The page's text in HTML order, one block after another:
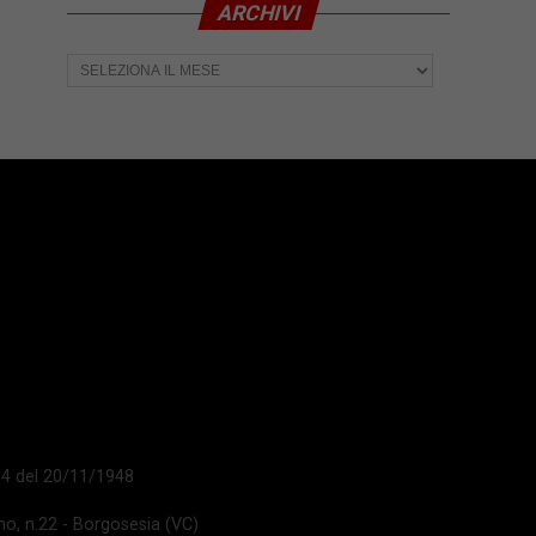
ARCHIVI
Archivi
del 20/11/1948
n.22 - Borgosesia (VC)